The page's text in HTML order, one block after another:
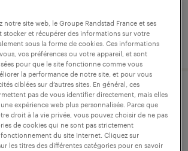
2026
de paie (f/h)
saint-denis
notre site web, le Groupe Randstad France et ses
stocker et récupérer des informations sur votre
sous la forme de cookies. Ces informations
vos préférences ou votre appareil, et sont
pour que le site fonctionne comme vous
la performance de notre site, et pour vous
ciblées sur d’autres sites. En général, ces
pas de vous identifier directement, mais elles
expérience web plus personnalisée. Parce que
droit à la vie privée, vous pouvez choisir de ne pas
de cookies qui ne sont pas strictement
fonctionnement du site Internet. Cliquez sur
les titres des différentes catégories pour en savoir